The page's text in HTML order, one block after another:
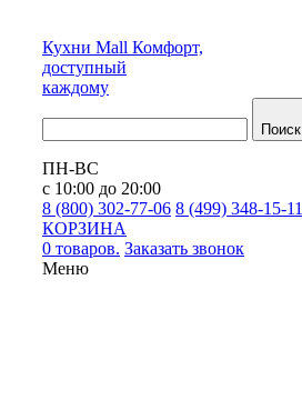
Кухни Mall Комфорт,
доступный
каждому
Поиск
ПН-ВС
с 10:00 до 20:00
8 (800) 302-77-06 8 (499) 348-15-11
КОРЗИНА
0 товаров. Заказать звонок
Меню